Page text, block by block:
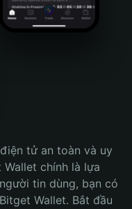
tử an toàn và uy
Wallet chính là lựa
tin dùng, bạn có
Wallet. Bắt đầu